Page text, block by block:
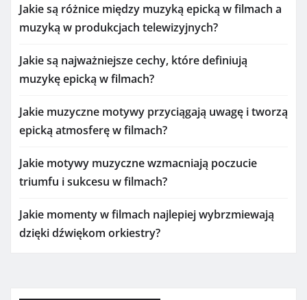
Jakie są różnice między muzyką epicką w filmach a
muzyką w produkcjach telewizyjnych?
Jakie są najważniejsze cechy, które definiują
muzykę epicką w filmach?
Jakie muzyczne motywy przyciągają uwagę i tworzą
epicką atmosferę w filmach?
Jakie motywy muzyczne wzmacniają poczucie
triumfu i sukcesu w filmach?
Jakie momenty w filmach najlepiej wybrzmiewają
dzięki dźwiękom orkiestry?